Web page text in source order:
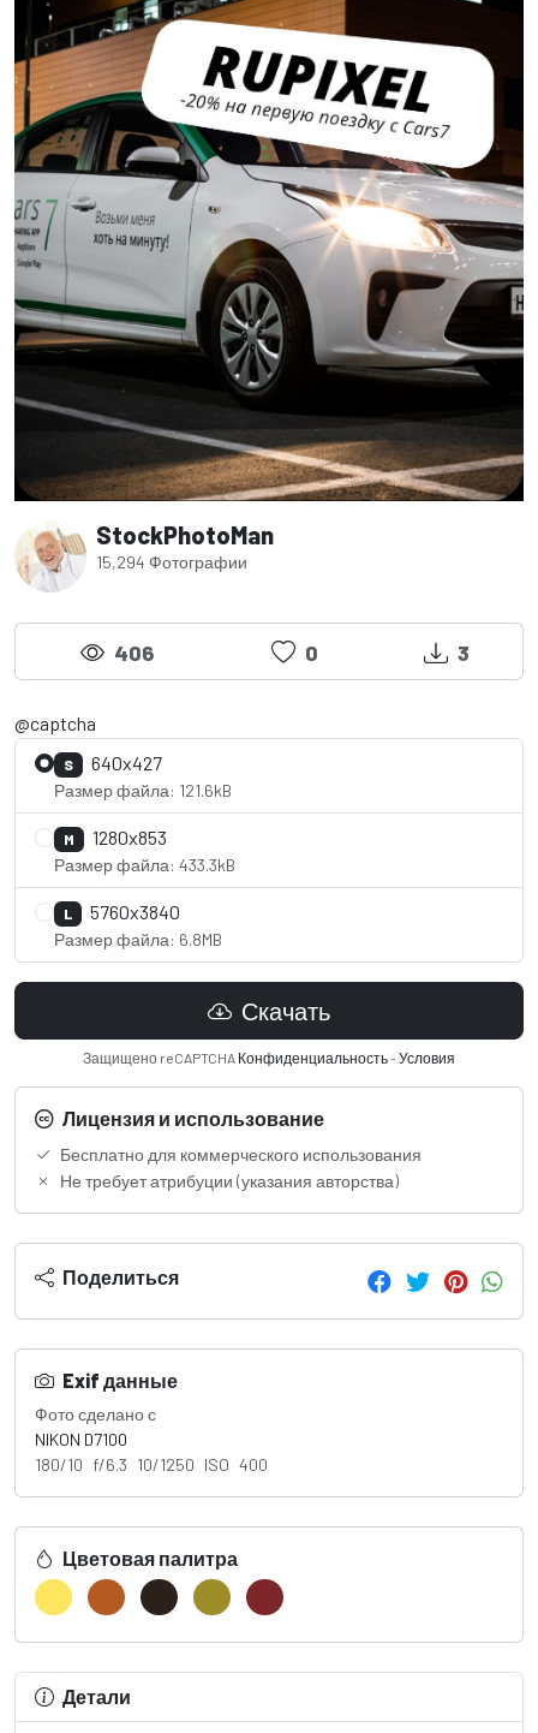
StockPhotoMan
15,294 Фотографии
406 0 3
@captcha
S 640x427
Размер файла: 121.6kB
M 1280x853
Размер файла: 433.3kB
L 5760x3840
Размер файла: 6.8MB
Скачать
Защищено reCAPTCHA Конфиденциальность-Условия
Лицензия и использование
Бесплатно для коммерческого использования
Не требует атрибуции (указания авторства)
Поделиться
Exif данные
Фото сделано с
NIKON D7100
180/10 f/6.3 10/1250 ISO 400
Цветовая палитра
Детали